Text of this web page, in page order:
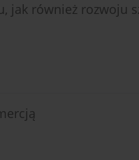
jak również rozwoju